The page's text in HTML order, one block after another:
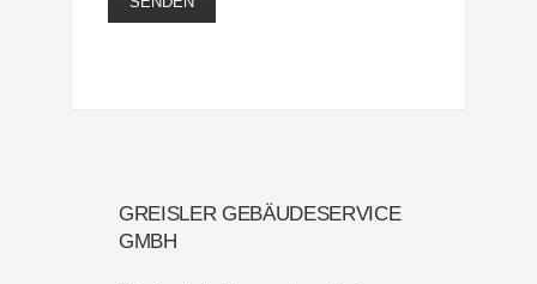
GREISLER GEBÄUDESERVICE
GMBH